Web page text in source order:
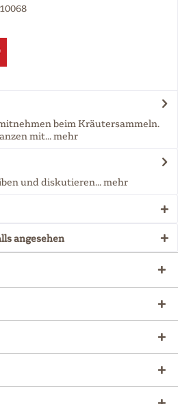
beim Kräutersammeln.
mit...mehr
und diskutieren...mehr
angesehen